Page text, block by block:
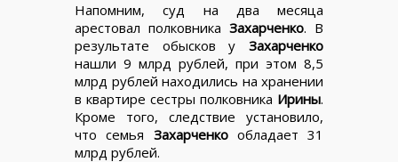
Напомним, суд на два месяца
арестовал полковника Захарченко. В
результате обысков у Захарченко
нашли 9 млрд рублей, при этом 8,5
млрд рублей находились на хранении
в квартире сестры полковника Ирины.
Кроме того, следствие установило,
что семья Захарченкообладает 31
млрд рублей.